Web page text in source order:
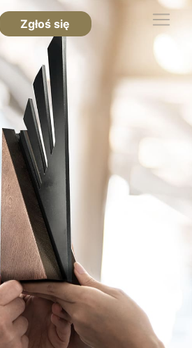
Zgłoś się